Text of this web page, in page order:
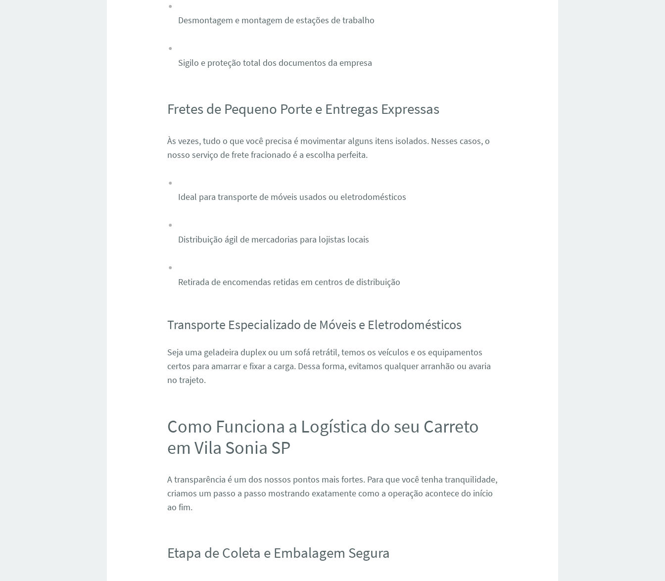
Desmontagem e montagem de estações de trabalho
Sigilo e proteção total dos documentos da empresa
Fretes de Pequeno Porte e Entregas Expressas
Às vezes, tudo o que você precisa é movimentar alguns itens isolados. Nesses casos, o
nosso serviço de frete fracionado é a escolha perfeita.
Ideal para transporte de móveis usados ou eletrodomésticos
Distribuição ágil de mercadorias para lojistas locais
Retirada de encomendas retidas em centros de distribuição
Transporte Especializado de Móveis e Eletrodomésticos
Seja uma geladeira duplex ou um sofá retrátil, temos os veículos e os equipamentos
certos para amarrar e fixar a carga. Dessa forma, evitamos qualquer arranhão ou avaria
no trajeto.
Como Funciona a Logística do seu Carreto
em Vila Sonia SP
A transparência é um dos nossos pontos mais fortes. Para que você tenha tranquilidade,
criamos um passo a passo mostrando exatamente como a operação acontece do início
ao fim.
Etapa de Coleta e Embalagem Segura